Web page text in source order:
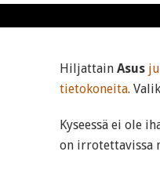
Hiljattain Asus
tietokoneita.
Kyseessä ei ole
on irrotettavissa